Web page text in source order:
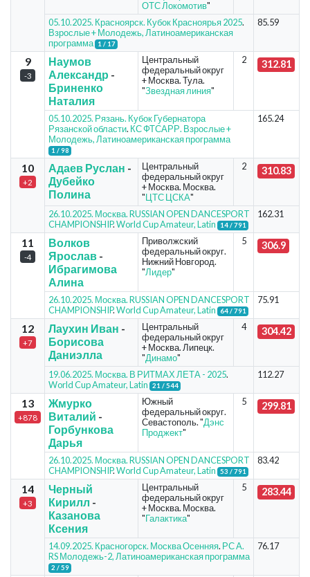
ОТС Локомотив"
05.10.2025. Красноярск. Кубок Красноярья 2025.
Взрослые + Молодежь, Латиноамериканская
программа
1 / 17
85.59
9
-3
Наумов
Александр -
Бриненко
Наталия
Центральный
федеральный округ
+ Москва. Тула.
"Звездная линия"
2 312.81
05.10.2025. Рязань. Кубок Губернатора
Рязанской области. КС ФТСАРР. Взрослые +
Молодежь, Латиноамериканская программа
1 / 98
165.24
10
+2
Адаев Руслан -
Дубейко
Полина
Центральный
федеральный округ
+ Москва. Москва.
"ЦТС ЦСКА"
2 310.83
26.10.2025. Москва. RUSSIAN OPEN DANCESPORT
CHAMPIONSHIP.World Cup Amateur, Latin 14 / 791
162.31
11
-4
Волков
Ярослав-
Ибрагимова
Алина
Приволжский
федеральный округ.
Нижний Новгород.
"Лидер"
5 306.9
26.10.2025. Москва. RUSSIAN OPEN DANCESPORT
CHAMPIONSHIP.World Cup Amateur, Latin 64 / 791
75.91
12
+7
Лаухин Иван -
Борисова
Даниэлла
Центральный
федеральный округ
+ Москва. Липецк.
"Динамо"
4 304.42
19.06.2025. Москва. В РИТМАХ ЛЕТА - 2025.
World Cup Amateur, Latin
21 / 544
112.27
13
+878
Жмурко
Виталий -
Горбункова
Дарья
Южный
федеральный округ.
Севастополь. "Дэнс
Проджект"
5 299.81
26.10.2025. Москва. RUSSIAN OPEN DANCESPORT
CHAMPIONSHIP.World Cup Amateur, Latin 53 / 791
83.42
14
+3
Черный
Кирилл -
Казанова
Ксения
Центральный
федеральный округ
+ Москва. Москва.
"Галактика"
5 283.44
14.09.2025. Красногорск. Москва Осенняя. РС А.
RS Молодежь-2, Латиноамериканская программа
2 / 59
76.17